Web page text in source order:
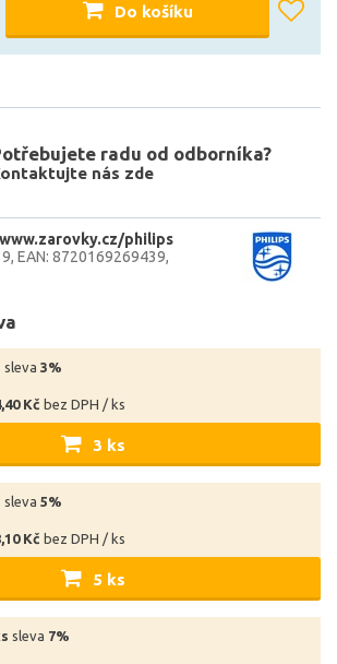
Do košíku
radu od odborníka?
nás zde
www.zarovky.cz/philips
EAN: 8720169269439
sleva 3%
Kč bez DPH / ks
3 ks
sleva 5%
Kč bez DPH / ks
5 ks
sleva 7%